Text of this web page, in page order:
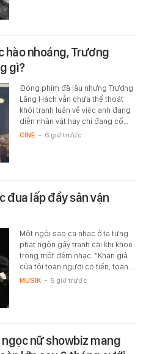
hào nhoáng, Trương
gì?
Đóng phim đã lâu nhưng Trương
Lăng Hách vẫn chưa thể thoát
khỏi tranh luận về việc anh đang
diễn nhân vật hay chỉ đang cố…
CINE - 6 giờ trước
đua lấp đầy sân vận
Một ngôi sao ca nhạc ở ta từng
phát ngôn gây tranh cãi khi khoe
trong một đêm nhạc: “Khán giả
của tôi toàn người có tiền, toàn…
MUSIK - 5 giờ trước
nữ showbiz mang